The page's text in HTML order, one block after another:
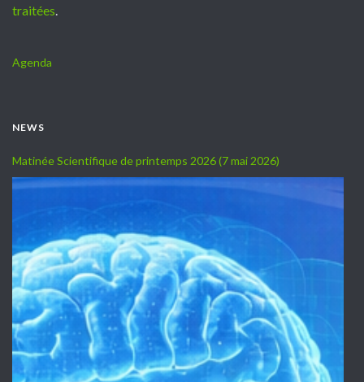
traitées.
Agenda
NEWS
Matinée Scientifique de printemps 2026 (7 mai 2026)